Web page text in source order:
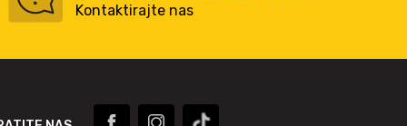
Kontaktirajte nas